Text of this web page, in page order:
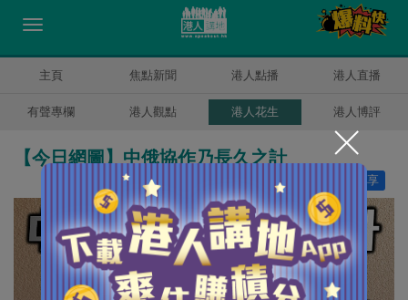
主頁 焦點新聞 港人點播 港人直播
有聲專欄 港人觀點 港人花生 港人博評
【今日網圖】中俄協作乃長久之計
分享
讚好